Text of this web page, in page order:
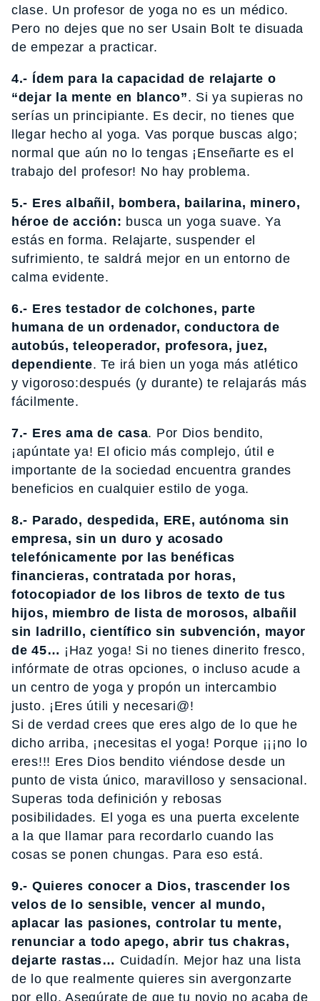
clase. Un profesor de yoga no es un médico.
Pero no dejes que no ser Usain Bolt te disuada
de empezar a practicar.
4.- Ídem para la capacidad de relajarte o
“dejar la mente en blanco”. Si ya supieras no
serías un principiante. Es decir, no tienes que
llegar hecho al yoga. Vas porque buscas algo;
normal que aún no lo tengas ¡Enseñarte es el
trabajo del profesor! No hay problema.
5.- Eres albañil, bombera, bailarina, minero,
héroe de acción: busca un yoga suave. Ya
estás en forma. Relajarte, suspender el
sufrimiento, te saldrá mejor en un entorno de
calma evidente.
6.- Eres testador de colchones, parte
humana de un ordenador, conductora de
autobús, teleoperador, profesora, juez,
dependiente. Te irá bien un yoga más atlético
y vigoroso:después (y durante) te relajarás más
fácilmente.
7.- Eres ama de casa. Por Dios bendito,
¡apúntate ya! El oficio más complejo, útil e
importante de la sociedad encuentra grandes
beneficios en cualquier estilo de yoga.
8.- Parado, despedida, ERE, autónoma sin
empresa, sin un duro y acosado
telefónicamente por las benéficas
financieras, contratada por horas,
fotocopiador de los libros de texto de tus
hijos, miembro de lista de morosos, albañil
sin ladrillo, científico sin subvención, mayor
de 45… ¡Haz yoga! Si no tienes dinerito fresco,
infórmate de otras opciones, o incluso acude a
un centro de yoga y propón un intercambio
justo. ¡Eres útili y necesari@!
Si de verdad crees que eres algo de lo que he
dicho arriba, ¡necesitas el yoga! Porque ¡¡¡no lo
eres!!! Eres Dios bendito viéndose desde un
punto de vista único, maravilloso y sensacional.
Superas toda definición y rebosas
posibilidades. El yoga es una puerta excelente
a la que llamar para recordarlo cuando las
cosas se ponen chungas. Para eso está.
9.- Quieres conocer a Dios, trascender los
velos de lo sensible, vencer al mundo,
aplacar las pasiones, controlar tu mente,
renunciar a todo apego, abrir tus chakras,
dejarte rastas… Cuidadín. Mejor haz una lista
de lo que realmente quieres sin avergonzarte
por ello. Asegúrate de que tu novio no acaba de